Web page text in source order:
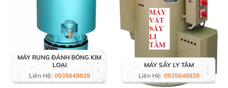
MÁY RUNG ĐÁNH BÓNG KIM
LOẠI
Liên Hệ: 0935649839
MÁY SẤY LY TÂM
Liên Hệ: 0935649839